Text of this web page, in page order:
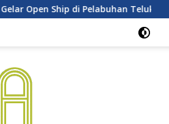
Ship di Pelabuhan Teluk Bayur